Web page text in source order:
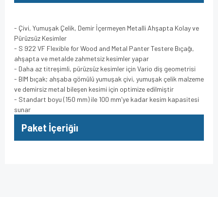
- Çivi, Yumuşak Çelik, Demir İçermeyen Metalli Ahşapta Kolay ve
Pürüzsüz Kesimler
- S 922 VF Flexible for Wood and Metal Panter Testere Bıçağı,
ahşapta ve metalde zahmetsiz kesimler yapar
- Daha az titreşimli, pürüzsüz kesimler için Vario diş geometrisi
- BIM bıçak; ahşaba gömülü yumuşak çivi, yumuşak çelik malzeme
ve demirsiz metal bileşen kesimi için optimize edilmiştir
- Standart boyu (150 mm) ile 100 mm'ye kadar kesim kapasitesi
sunar
Paket İçeriğiı